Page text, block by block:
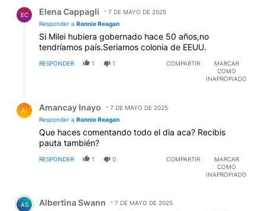
EC Elena Cappagli
7 DE MAYO DE 2025
Responder a Ronnie Reagan
Si Milei hubiera gobernado hace 50 años,no
tendríamos país.Seriamos colonia de EEUU.
RESPONDER 1 1 COMPARTIR
MARCAR
COMO
INAPROPIADO
AI Amancay Inayo
7 DE MAYO DE 2025
Responder a Ronnie Reagan
Que haces comentando todo el dia aca? Recibis
pauta también?
RESPONDER 1 0 COMPARTIR
MARCAR
COMO
INAPROPIADO
Comentario de Albertina Swann.
AS Albertina Swann 7 DE MAYO DE 2025